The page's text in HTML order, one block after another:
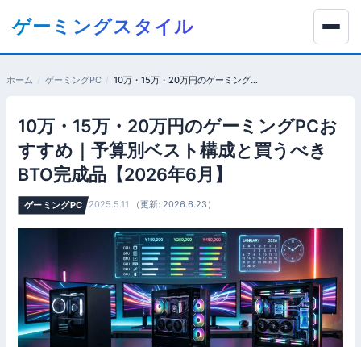
ツ
ゲーミングスタイル
ホーム ゲーミングPC 10万・15万・20万円のゲーミングPCおすすめ｜予算別ベスト構成と買うべきBTO完成品【2026年6月】
10万・15万・20万円のゲーミングPCお
すすめ｜予算別ベスト構成と買うべき
BTO完成品【2026年6月】
ゲーミングPC 2025.5.11 （更新: 2026.6.23）